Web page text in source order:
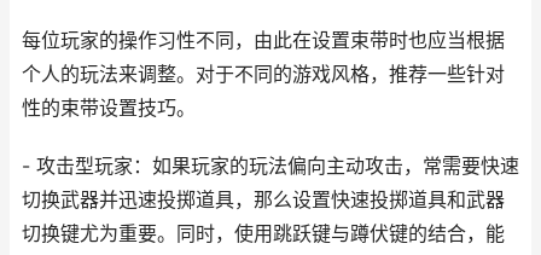
每位玩家的操作习性不同，由此在设置束带时也应当根据
个人的玩法来调整。对于不同的游戏风格，推荐一些针对
性的束带设置技巧。
- 攻击型玩家：如果玩家的玩法偏向主动攻击，常需要快速
切换武器并迅速投掷道具，那么设置快速投掷道具和武器
切换键尤为重要。同时，使用跳跃键与蹲伏键的结合，能